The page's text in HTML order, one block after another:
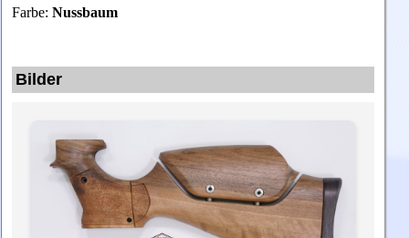
Farbe: Nussbaum
Bilder